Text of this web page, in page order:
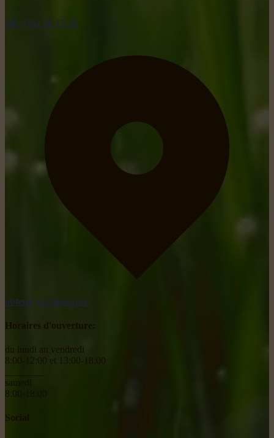
tel: +352 26 15 26
obtenir un itinéraire
Horaires d'ouverture:
du lundi au vendredi
8:00-12:00 et 13:00-18:00
samedi
8:00-18:00
Social